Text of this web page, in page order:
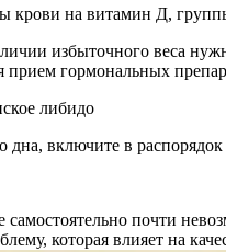
крови на витамин Д,
избыточного веса
гормональных
либидо
включите в
самостоятельно почти
которая влияет на